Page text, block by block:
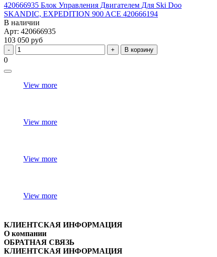
420666935 Блок Управления Двигателем Для Ski Doo
SKANDIC, EXPEDITION 900 ACE 420666194
В наличии
Арт: 420666935
103 050 руб
В корзину
0
View more
View more
View more
View more
КЛИЕНТСКАЯ ИНФОРМАЦИЯ
О компании
ОБРАТНАЯ СВЯЗЬ
КЛИЕНТСКАЯ ИНФОРМАЦИЯ